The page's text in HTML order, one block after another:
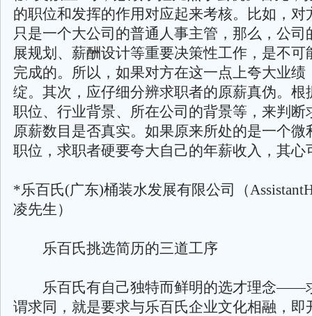
的职位和发挥的作用对应起来考核。比如，对
只是一个大公司的普通人事主管，那么，公司
展规划、薪酬设计等重要决策性工作，是不可
完成的。所以，如果对方在这一点上夸大业绩
绽。其次，应仔细分辨求职者的原薪真伪。根
职位、行业背景、所在公司的背景等，来判断
原薪数目是否真实。如果原来所处的是一个微
职位，求职者硬要夸大自己的年薪收入，其心
*乐百氏(广东)桶装水发展有限公司（
凌先生）
乐百氏挑选简历的三道工序
乐百氏有自己独特而鲜明的选才理念——
谓求同，就是要求与乐百氏企业文化相融，即